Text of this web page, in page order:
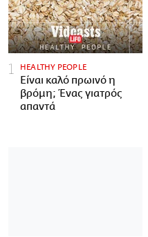
HEALTHY PEOPLE
Είναι καλό πρωινό η
βρόμη; Ένας γιατρός
απαντά